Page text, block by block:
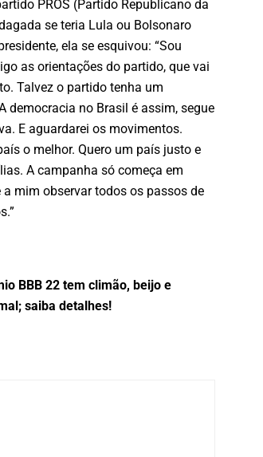
PROS (Partido Republicano da
se teria Lula ou Bolsonaro
ela se esquivou: “Sou
as orientações do partido, que vai
Talvez o partido tenha um
democracia no Brasil é assim, segue
E aguardarei os movimentos.
o melhor. Quero um país justo e
A campanha só começa em
mim observar todos os passos de
BBB 22 tem climão, beijo e
saiba detalhes!